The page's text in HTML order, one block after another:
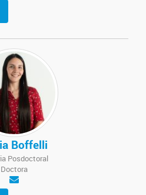
Boffelli
Posdoctoral
Doctora